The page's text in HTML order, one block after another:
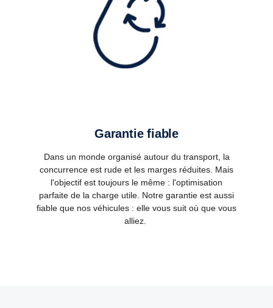
Garantie fiable
Dans un monde organisé autour du transport, la
concurrence est rude et les marges réduites. Mais
l'objectif est toujours le même : l'optimisation
parfaite de la charge utile. Notre garantie est aussi
fiable que nos véhicules : elle vous suit où que vous
alliez.